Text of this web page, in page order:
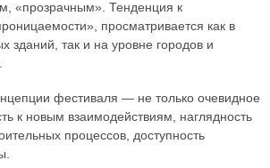
«прозрачным». Тенденция к
просматривается как в
зданий, так и на уровне городов и
фестиваля — не только очевидное
к новым взаимодействиям, наглядность
процессов, доступность